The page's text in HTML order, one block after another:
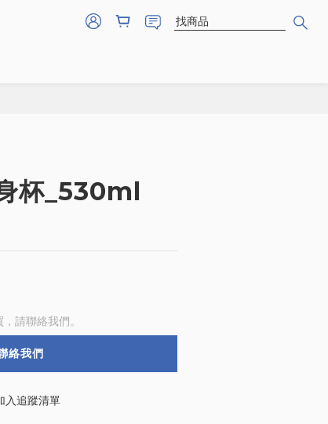
杯_530ml
請聯絡我們。
絡我們
入追蹤清單